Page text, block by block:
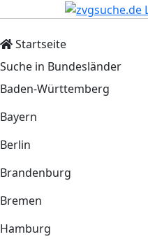
Startseite
Suche in Bundesländer
Baden-Württemberg
Bayern
Berlin
Brandenburg
Bremen
Hamburg